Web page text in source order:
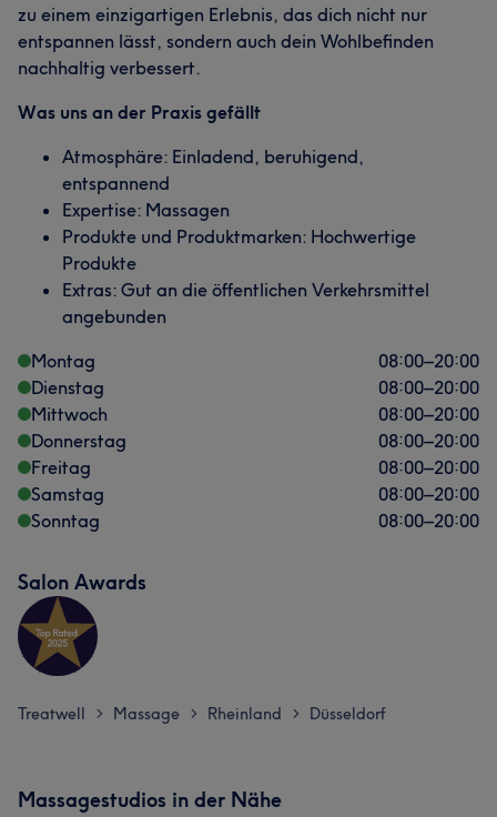
zu einem einzigartigen Erlebnis, das dich nicht nur
entspannen lässt, sondern auch dein Wohlbefinden
nachhaltig verbessert.
Was uns an der Praxis gefällt
Atmosphäre: Einladend, beruhigend,
entspannend
Expertise: Massagen
Produkte und Produktmarken: Hochwertige
Produkte
Extras: Gut an die öffentlichen Verkehrsmittel
angebunden
Montag
08:00–20:00
Dienstag
08:00–20:00
Mittwoch
08:00–20:00
Donnerstag
08:00–20:00
Freitag
08:00–20:00
Samstag
08:00–20:00
Sonntag
08:00–20:00
Salon Awards
Treatwell > Massage > Rheinland > Düsseldorf
Massagestudios in der Nähe